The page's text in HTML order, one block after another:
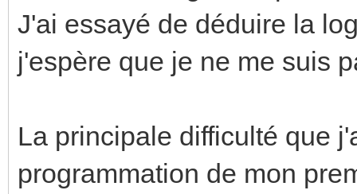
J'ai essayé de déduire la
j'espère que je ne me suis
La principale difficulté que
programmation de mon